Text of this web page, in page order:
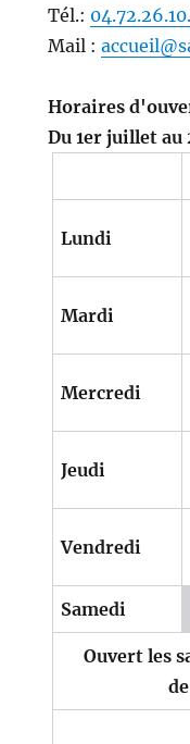
Tél.:
Mail :
Horaires
Du 1er juillet au
Lundi
Mardi
Mercredi
Jeudi
Vendredi
Samedi
Ouvert les